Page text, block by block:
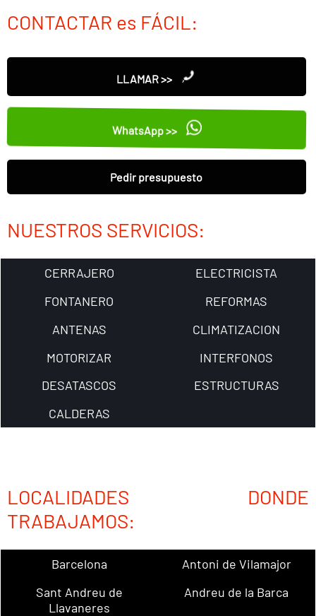
CONTACTAR es FÁCIL:
LLAMAR >>
WhatsApp >>
Pedir presupuesto
NUESTROS SERVICIOS:
CERRAJERO
ELECTRICISTA
FONTANERO
REFORMAS
ANTENAS
CLIMATIZACION
MOTORIZAR
INTERFONOS
DESATASCOS
ESTRUCTURAS
CALDERAS
LOCALIDADES DONDE
TRABAJAMOS:
Barcelona
Antoni de Vilamajor
Sant Andreu de
Llavaneres
Andreu de la Barca